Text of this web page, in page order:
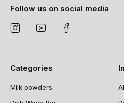
Follow us on social media
Categories
Milk powders